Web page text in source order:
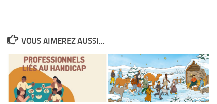
VOUS AIMEREZ AUSSI...